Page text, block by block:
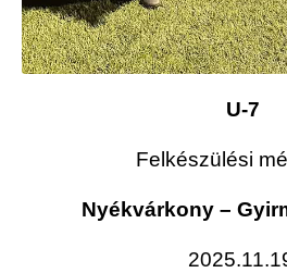
U-7
Felkészülési
Nyékvárkony –